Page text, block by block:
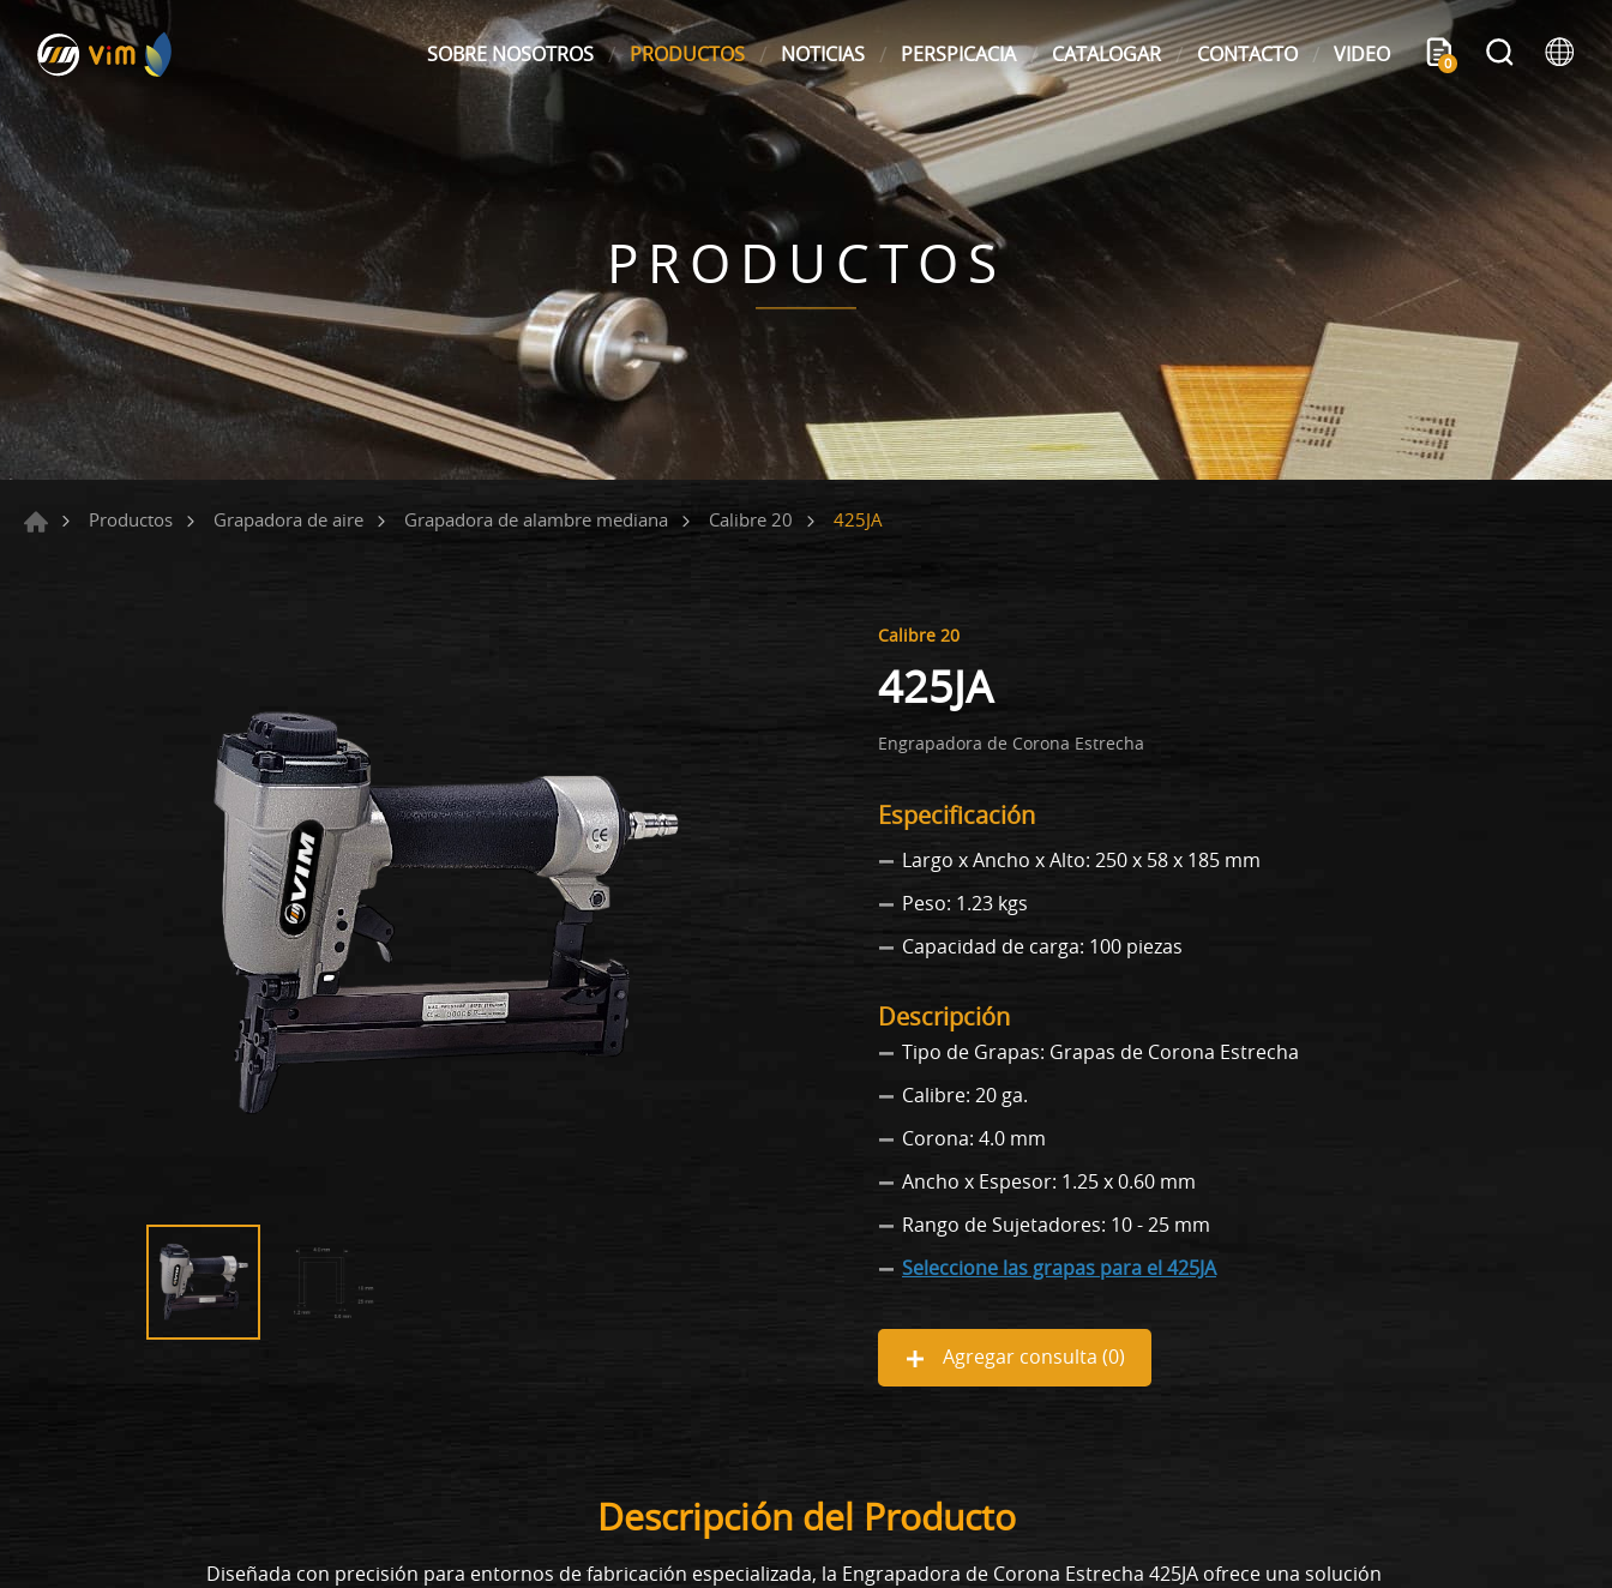
SOBRE NOSOTROS PRODUCTOS NOTICIAS PERSPICACIA CATALOGAR CONTACTO VIDEO 0
PRODUCTOS
Productos Grapadora de aire Grapadora de alambre mediana Calibre 20 425JA
Calibre 20
425JA
Engrapadora de Corona Estrecha
Especificación
Largo x Ancho x Alto: 250 x 58 x 185 mm
Peso: 1.23 kgs
Capacidad de carga: 100 piezas
Descripción
Tipo de Grapas: Grapas de Corona Estrecha
Calibre: 20 ga.
Corona: 4.0 mm
Ancho x Espesor: 1.25 x 0.60 mm
Rango de Sujetadores: 10 - 25 mm
Seleccione las grapas para el 425JA
Agregar consulta (0)
Descripción del Producto
Diseñada con precisión para entornos de fabricación especializada, la Engrapadora de Corona Estrecha 425JA ofrece una solución